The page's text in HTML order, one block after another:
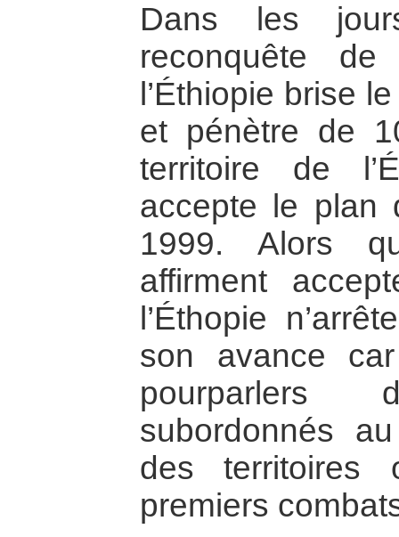
Dans les
reconquête
l’Éthiopie brise
et pénètre de
territoire de
accepte le plan
1999. Alors
affirment
l’Éthopie
son avance
subordonnés
des territoires
premiers